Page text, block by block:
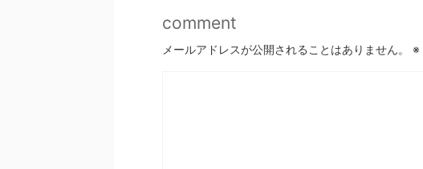
comment
メールアドレスが公開されることはありません。 ※